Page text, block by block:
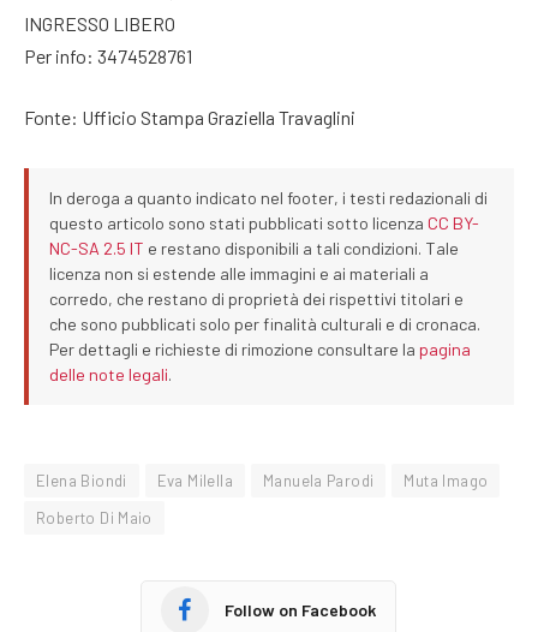
INGRESSO LIBERO
Per info: 3474528761
Fonte: Ufficio Stampa Graziella Travaglini
In deroga a quanto indicato nel footer, i testi redazionali di
questo articolo sono stati pubblicati sotto licenza CC BY-
NC-SA 2.5 IT e restano disponibili a tali condizioni. Tale
licenza non si estende alle immagini e ai materiali a
corredo, che restano di proprietà dei rispettivi titolari e
che sono pubblicati solo per finalità culturali e di cronaca.
Per dettagli e richieste di rimozione consultare la pagina
delle note legali.
Elena Biondi Eva Milella Manuela Parodi
Muta Imago
Roberto Di Maio
Follow on Facebook